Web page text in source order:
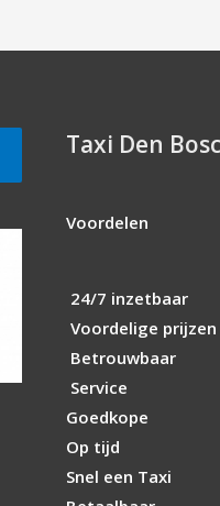
Taxi Den
Voordelen
24/7 inzetbaar
Voordelige prijzen
Betrouwbaar
Service
Goedkope
Op tijd
Snel een Taxi